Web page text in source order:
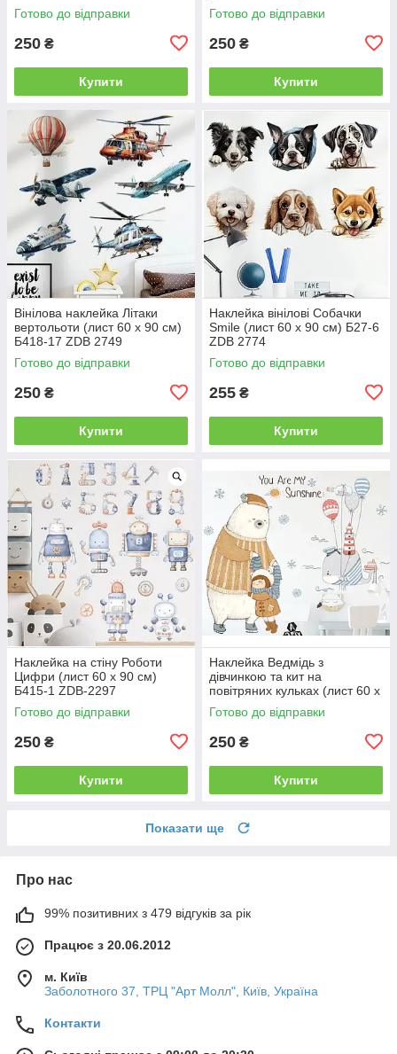
Готово до відправки
250 ₴
Купити
Готово до відправки
250 ₴
Купити
Вінілова наклейка Літаки
вертольоти (лист 60 х 90 см)
Б418-17 ZDB 2749
Готово до відправки
250 ₴
Купити
Наклейка вінілові Собачки
Smile (лист 60 х 90 см) Б27-6
ZDB 2774
Готово до відправки
255 ₴
Купити
Наклейка на стіну Роботи
Цифри (лист 60 х 90 см)
Б415-1 ZDB-2297
Готово до відправки
250 ₴
Купити
Наклейка Ведмідь з
дівчинкою та кит на
повітряних кульках (лист 60 х
85 см) Б146-22 ZDB-2515
Готово до відправки
250 ₴
Купити
Показати ще
Про нас
99% позитивних з 479 відгуків за рік
Працює з 20.06.2012
м. Київ
Заболотного 37, ТРЦ "Арт Молл", Київ, Україна
Контакти